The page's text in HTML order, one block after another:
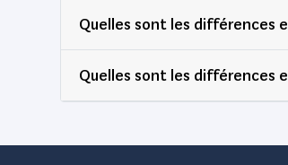
Quelles sont les différences
Quelles sont les différences